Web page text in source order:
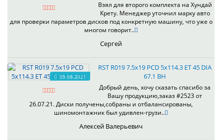
Взял для второго комплекта на Хундай
Крету. Менеджер уточнил марку авто
для проверки параметров дисков под конкретную машину, что уже о
многом говорит..
Сергей
09.08.2021
RST R019 7.5x19 PCD 5x114.3 ET 45 DIA
67.1 BH
Добрый день, хочу сказать спасибо за
Вашу продукцию,заказ #2523 от
26.07.21. Диски получены,собраны и отбалансированы,
шиномонтажник был удивлен-грузи..
Алексей Валерьевич